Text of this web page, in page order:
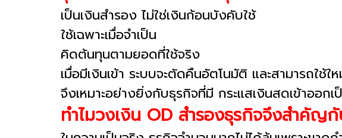
เป็นเงินสำรอง ไม่ใช่เงินก้อนบังคับใช้
ใช้เฉพาะเมื่อจำเป็น
คิดต้นทุนตามยอดที่ใช้จริง
เมื่อมีเงินเข้า ระบบจะตัดคืนอัตโนมัติ และสามารถใช้ใ
จึงเหมาะอย่างยิ่งกับธุรกิจที่มี กระแสเงินสดเข้าออกเ
ทำไมวงเงิน OD สำรองธุรกิจจึงสำคัญกั